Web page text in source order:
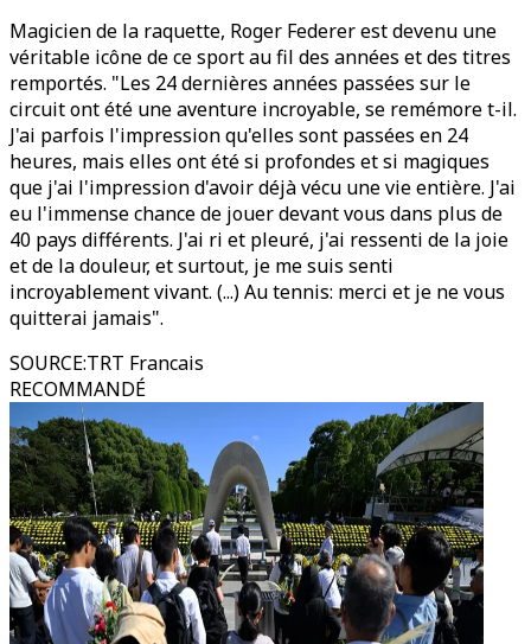
Magicien de la raquette, Roger Federer est devenu une
véritable icône de ce sport au fil des années et des titres
remportés. "Les 24 dernières années passées sur le
circuit ont été une aventure incroyable, se remémore t-il.
J'ai parfois l'impression qu'elles sont passées en 24
heures, mais elles ont été si profondes et si magiques
que j'ai l'impression d'avoir déjà vécu une vie entière. J'ai
eu l'immense chance de jouer devant vous dans plus de
40 pays différents. J'ai ri et pleuré, j'ai ressenti de la joie
et de la douleur, et surtout, je me suis senti
incroyablement vivant. (...) Au tennis: merci et je ne vous
quitterai jamais".
SOURCE:TRT Francais
RECOMMANDÉ